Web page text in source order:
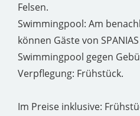
Felsen.
Swimmingpool: Am
können Gäste von
Swimmingpool gegen
Verpflegung: Frühstück.
Im Preise inklusive: